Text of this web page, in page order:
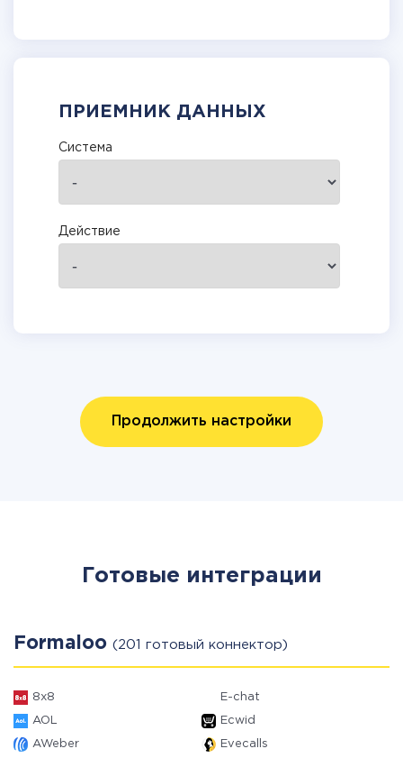
ПРИЕМНИК ДАННЫХ
Система
Действие
Продолжить настройки
Готовые интеграции
Formaloo (201 готовый коннектор)
8x8 E-chat
AOL Ecwid
AWeber Evecalls